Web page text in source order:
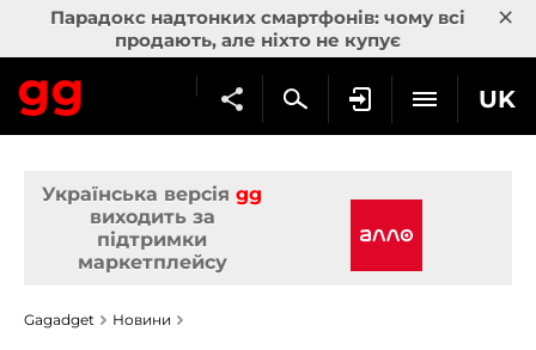
Парадокс надтонких смартфонів: чому всі
продають, але ніхто не купує
×
UK
Українська версія gg
виходить за
підтримки
маркетплейсу
Gagadget Новини